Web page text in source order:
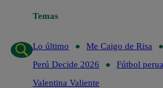
Temas
Lo último
Me Caigo de Risa
Perú Decide 2026
Fútbol
Valentina Valiente